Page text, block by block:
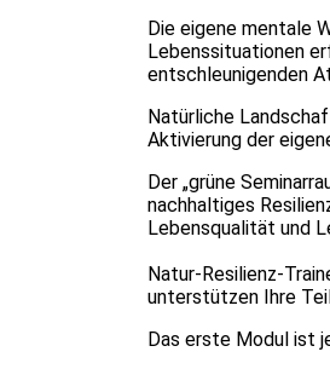
Die eigene mentale
Lebenssituationen
entschleunigenden
Natürliche
Aktivierung der
Der „grüne
nachhaltiges
Lebensqualität und
Natur-Resilienz-
unterstützen Ihre
Das erste Modul ist